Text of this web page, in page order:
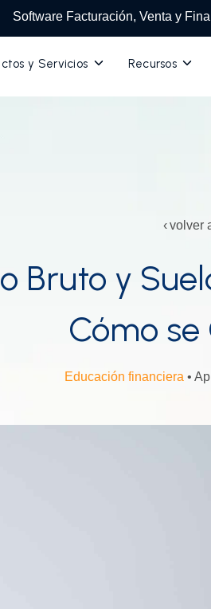
Software Facturación, Venta y
y Servicios Toggle
Recursos Toggle
volver
Bruto y
Cómo
Educación financiera •